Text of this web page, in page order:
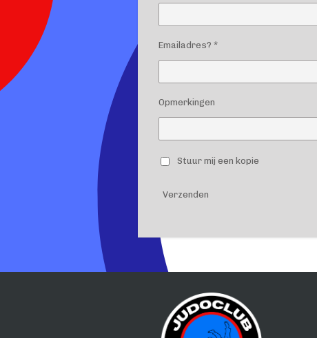
Emailadres? *
Opmerkingen
Stuur mij een kopie
Verzenden